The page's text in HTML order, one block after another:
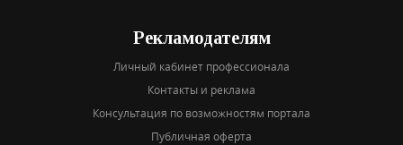
Рекламодателям
Личный кабинет профессионала
Контакты и реклама
Консультация по возможностям портала
Публичная оферта